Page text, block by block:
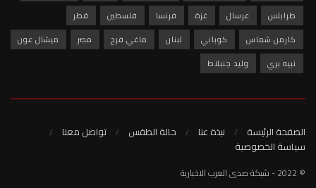
غزة
فرنسا فلسطين
قطر
لبنان ماغي فرح مصر
ميشال عون
نبذة عنا حالة الطقس تواصل معنا